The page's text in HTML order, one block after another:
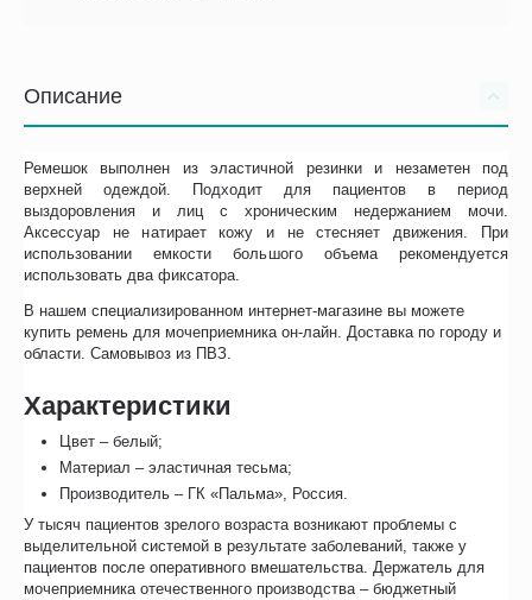
Описание
Ремешок выполнен из эластичной резинки и незаметен под
верхней одеждой. Подходит для пациентов в период
выздоровления и лиц с хроническим недержанием мочи.
Аксессуар не натирает кожу и не стесняет движения. При
использовании емкости большого объема рекомендуется
использовать два фиксатора.
В нашем специализированном интернет-магазине вы можете
купить ремень для мочеприемника он-лайн. Доставка по городу и
области. Самовывоз из ПВЗ.
Характеристики
Цвет – белый;
Материал – эластичная тесьма;
Производитель – ГК «Пальма», Россия.
У тысяч пациентов зрелого возраста возникают проблемы с
выделительной системой в результате заболеваний, также у
пациентов после оперативного вмешательства. Держатель для
мочеприемника отечественного производства – бюджетный